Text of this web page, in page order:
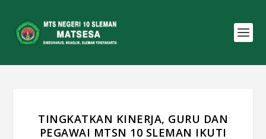
TINGKATKAN KINERJA, GURU DAN
PEGAWAI MTSN 10 SLEMAN IKUTI